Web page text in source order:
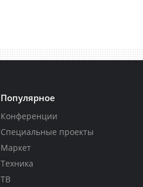
Популярное
Конференции
Специальные проекты
Маркет
Техника
ТВ